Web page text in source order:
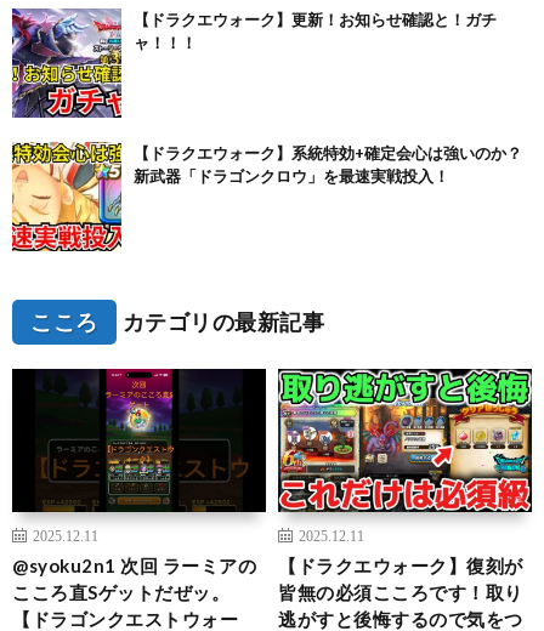
【ドラクエウォーク】更新！お知らせ確認と！ガチ
ャ！！！
【ドラクエウォーク】系統特効+確定会心は強いのか？
新武器「ドラゴンクロウ」を最速実戦投入！
こころ カテゴリの最新記事
2025.12.11
@syoku2n1 次回 ラーミアの
こころ直Sゲットだぜッ。
【ドラゴンクエストウォー
2025.12.11
【ドラクエウォーク】復刻が
皆無の必須こころです！取り
逃がすと後悔するので気をつ